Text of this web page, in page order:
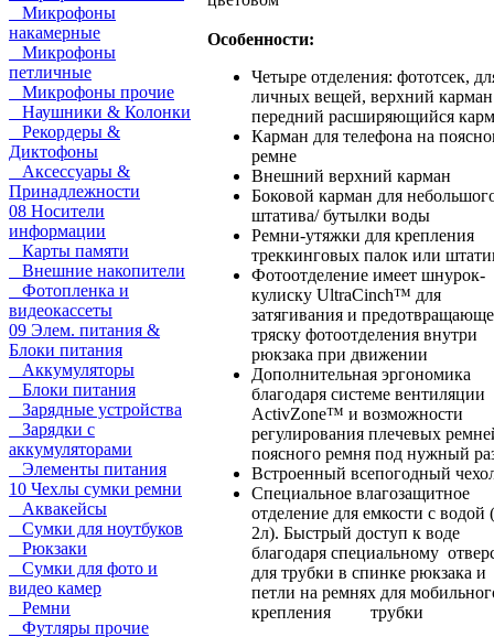
Микрофоны
накамерные
Микрофоны
петличные
Микрофоны прочие
Наушники & Колонки
Рекордеры &
Диктофоны
Аксессуары &
Принадлежности
08 Носители
информации
Карты памяти
Внешние накопители
Фотопленка и
видеокассеты
09 Элем. питания &
Блоки питания
Аккумуляторы
Блоки питания
Зарядные устройства
Зарядки с
аккумуляторами
Элементы питания
10 Чехлы сумки ремни
Аквакейсы
Сумки для ноутбуков
Рюкзаки
Сумки для фото и
видео камер
Ремни
Футляры прочие
Особенности:
Четыре отделения: фототсек,
личных вещей, верхний
передний расширяющийся
Карман для телефона на
ремне
Внешний верхний карман
Боковой карман для
штатива/ бутылки воды
Ремни-утяжки для крепления
треккинговых палок или
Фотоотделение имеет шнурок-
кулиску UltraCinch™ для
затягивания и
тряску фотоотделения внутри
рюкзака при движении
Дополнительная эргономика
благодаря системе вентиляции
ActivZone™ и возможности
регулирования плечевых
поясного ремня под нужный
Встроенный всепогодный
Специальное влагозащитное
отделение для емкости с водой
2л). Быстрый доступ к воде
благодаря специальному
для трубки в спинке рюкзака и
петли на ремнях для
крепления трубки